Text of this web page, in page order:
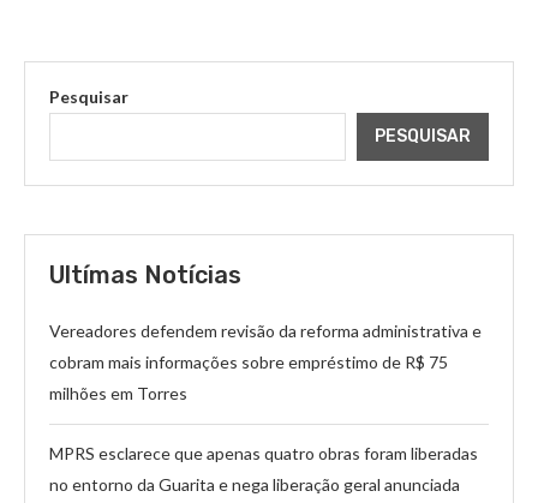
Pesquisar
PESQUISAR
Ultímas Notícias
Vereadores defendem revisão da reforma administrativa e
cobram mais informações sobre empréstimo de R$ 75
milhões em Torres
MPRS esclarece que apenas quatro obras foram liberadas
no entorno da Guarita e nega liberação geral anunciada